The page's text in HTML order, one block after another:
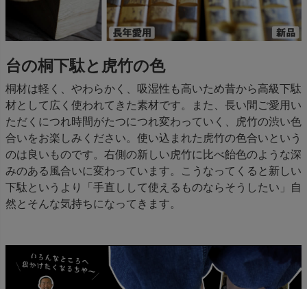
台の桐下駄と虎竹の色
桐材は軽く、やわらかく、吸湿性も高いため昔から高級下駄
材として広く使われてきた素材です。また、長い間ご愛用い
ただくにつれ時間がたつにつれ変わっていく、虎竹の渋い色
合いをお楽しみください。使い込まれた虎竹の色合いという
のは良いものです。右側の新しい虎竹に比べ飴色のような深
みのある風合いに変わっています。こうなってくると新しい
下駄というより「手直しして使えるものならそうしたい」自
然とそんな気持ちになってきます。